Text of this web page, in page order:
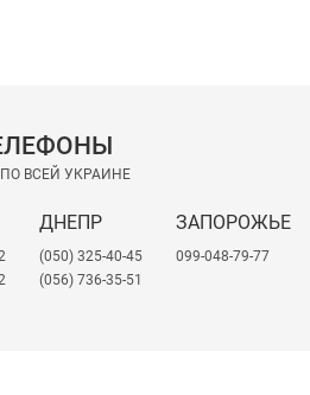
ВСЕЙ УКРАИНЕ
ДНЕПР
(050) 325-40-45
(056) 736-35-51
ЗАПОРОЖЬЕ
099-048-79-77